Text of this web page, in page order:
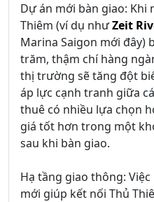
Dự án mới bàn giao: Khi
Thiêm (ví dụ nhưZeit
Marina Saigon mới đây)
trăm, thậm chí hàng
thị trường sẽ tăng đột
áp lực cạnh tranh giữa
thuê có nhiều lựa chọn
giá tốt hơn trong một
sau khi bàn giao.
Hạ tầng giao thông:
mới giúp kết nối Thủ